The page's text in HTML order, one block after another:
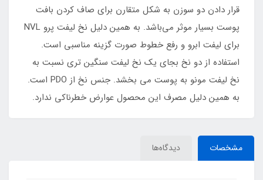
قرار دادن دو سوزن به شکل متقارن برای صاف کردن بافت
پوست بسیار موثر می‌باشد. به همین دلیل نخ لیفت پرو NVL
برای لیفت ابرو و رفع خطوط صورت گزینه مناسبی است.
استفاده از دو نخ بجای یک نخ لیفت سنگین تری نسبت به
نخ لیفت مونو به پوست می بخشد. جنس نخ از PDO است.
به همین دلیل مصرف این محصول عوارض خطرناکی ندارد.
مشخصات دیدگاه‌ها